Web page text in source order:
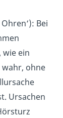
Bei
wie ein
wahr, ohne
Ursachen